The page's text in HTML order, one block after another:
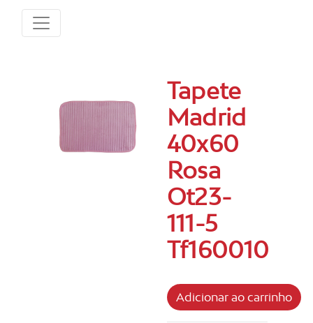
Tapete
Madrid
40x60
Rosa
Ot23-
111-5
Tf160010